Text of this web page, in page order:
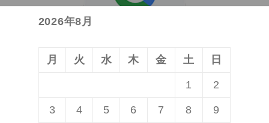
投
2026年8月
月 火 水 木 金 土 日
1 2
3 4 5 6 7 8 9